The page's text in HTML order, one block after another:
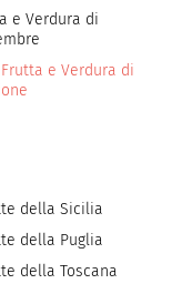
e Verdura di
e Verdura di
della Sicilia
della Puglia
della Toscana